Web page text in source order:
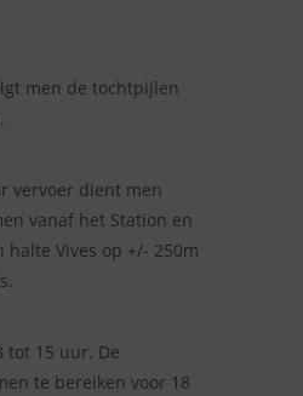
men de tochtpijlen
vervoer dient men
vanaf het Station en
halte Vives op +/- 250m
tot 15 uur. De
te bereiken voor 18